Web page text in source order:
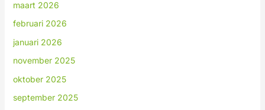
maart 2026
februari 2026
januari 2026
november 2025
oktober 2025
september 2025